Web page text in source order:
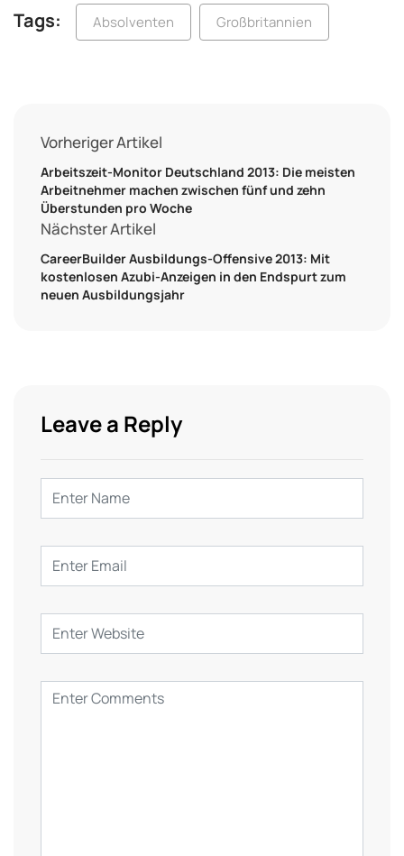
Tags: Absolventen Großbritannien
Vorheriger Artikel
Arbeitszeit-Monitor Deutschland 2013: Die meisten
Arbeitnehmer machen zwischen fünf und zehn
Überstunden pro Woche
Nächster Artikel
CareerBuilder Ausbildungs-Offensive 2013: Mit
kostenlosen Azubi-Anzeigen in den Endspurt zum
neuen Ausbildungsjahr
Leave a Reply